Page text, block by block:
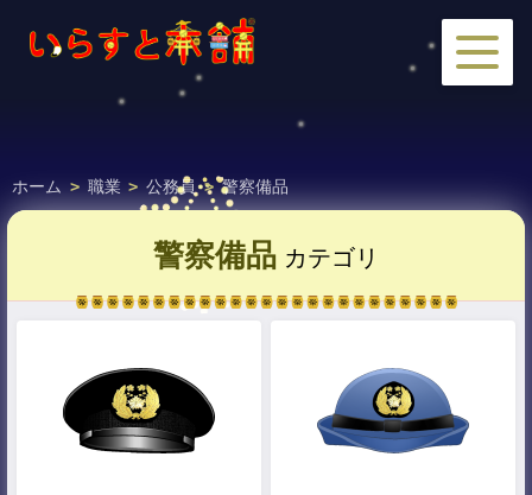
ホーム > 職業 > 公務員 > 警察備品
警察備品 カテゴリ